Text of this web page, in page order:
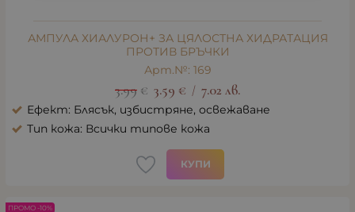
АМПУЛА ХИАЛУРОН+ ЗА ЦЯЛОСТНА ХИДРАТАЦИЯ
ПРОТИВ БРЪЧКИ
Арт.№: 169
3.99 € 3.59 € / 7.02 лв.
Ефект: Блясък, избистряне, освежаване
Тип кожа: Всички типове кожа
КУПИ
ПРОМО -10%